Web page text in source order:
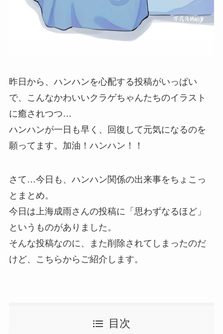
昨日から、ハンハンを心配する投稿がいっぱい
で、こんなかわいいクラゲちゃんたちのイラスト
に癒されつつ…
ハンハンが一日も早く、回復して元気になるのを
願ってます。加油！ハンハン！！
さて…今日も、ハンハン関係の出来事をちょこっ
とまとめ。
今日は上海成雨さんの投稿に「思わずなるほど」
というものがありました。
そんな投稿なのに、また削除されてしまったのだ
けど、こちらからご紹介します。
目次